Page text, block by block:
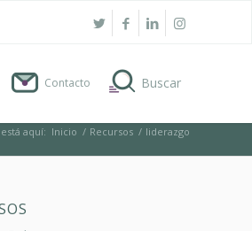
Contacto
aquí: Inicio / Recursos / liderazgo